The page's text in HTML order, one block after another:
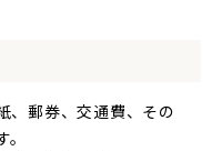
、郵券、交通費、その